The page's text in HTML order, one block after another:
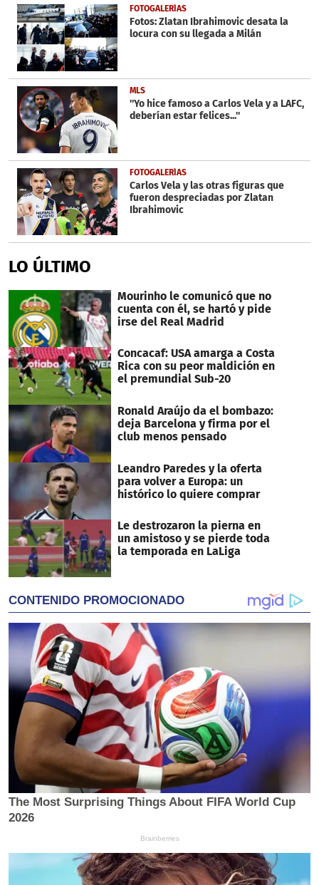
FOTOGALERÍAS
Fotos: Zlatan Ibrahimovic desata la
locura con su llegada a Milán
MLS
''Yo hice famoso a Carlos Vela y a LAFC,
deberían estar felices...''
FOTOGALERÍAS
Carlos Vela y las otras figuras que
fueron despreciadas por Zlatan
Ibrahimovic
LO ÚLTIMO
Mourinho le comunicó que no
cuenta con él, se hartó y pide
irse del Real Madrid
Concacaf: USA amarga a Costa
Rica con su peor maldición en
el premundial Sub-20
Ronald Araújo da el bombazo:
deja Barcelona y firma por el
club menos pensado
Leandro Paredes y la oferta
para volver a Europa: un
histórico lo quiere comprar
Le destrozaron la pierna en
un amistoso y se pierde toda
la temporada en LaLiga